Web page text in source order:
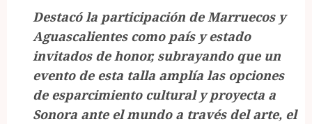
Destacó la participación de Marruecos y
Aguascalientes como país y estado
invitados de honor, subrayando que un
evento de esta talla amplía las opciones
de esparcimiento cultural y proyecta a
Sonora ante el mundo a través del arte, el